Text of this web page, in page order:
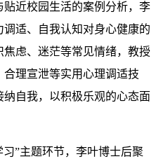
近校园生活的案例分析，李
适、自我认知对身心健康的
虑、迷茫等常见情绪，教授
理宣泄等实用心理调适技
自我，以积极乐观的心态面
”主题环节，李叶博士后聚